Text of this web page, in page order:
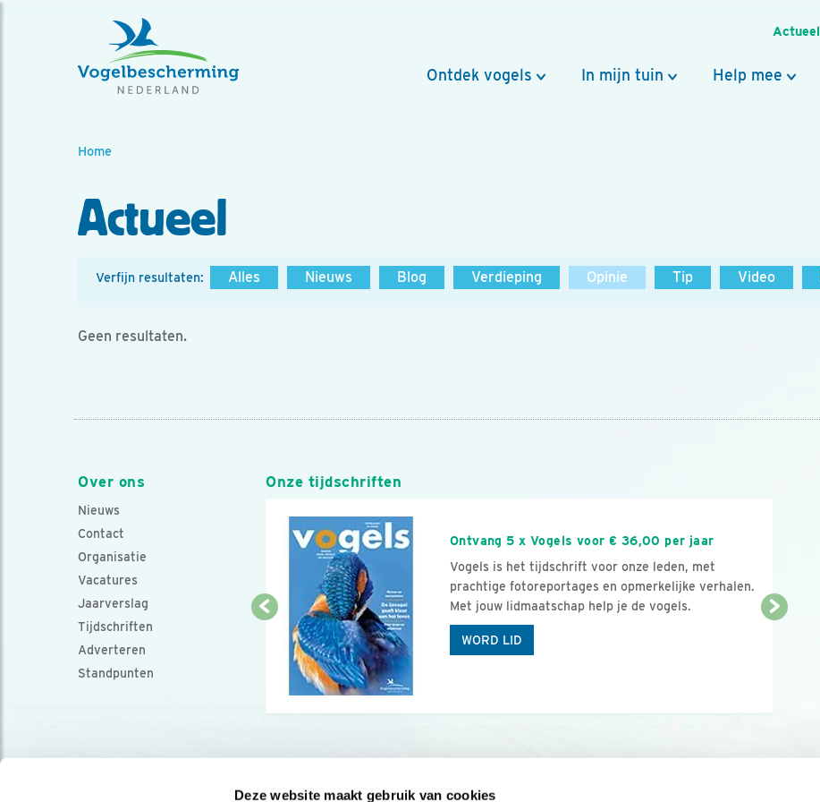
Deze website maakt gebruik van cookies
Actueel
Ontdek vogels In mijn tuin Help mee
Home
Actueel
Verfijn resultaten: Alles Nieuws Blog Verdieping Opinie Tip Video
Geen resultaten.
Over ons
Nieuws
Contact
Organisatie
Vacatures
Jaarverslag
Tijdschriften
Adverteren
Standpunten
Onze tijdschriften
Ontvang 5 x Vogels voor € 36,00 per jaar
Vogels is het tijdschrift voor onze leden, met
prachtige fotoreportages en opmerkelijke verhalen.
Met jouw lidmaatschap help je de vogels.
WORD LID